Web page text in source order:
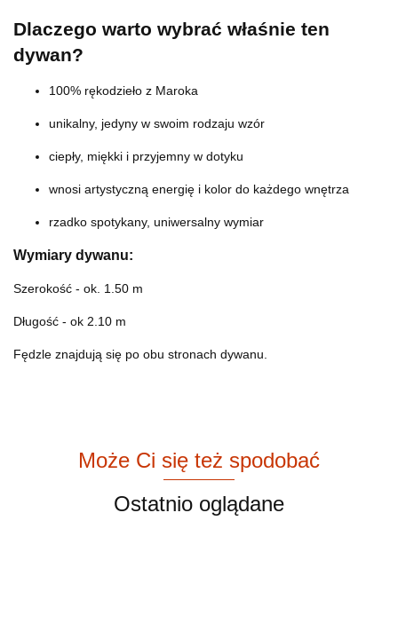
Dlaczego warto wybrać właśnie ten
dywan?
100% rękodzieło z Maroka
unikalny, jedyny w swoim rodzaju wzór
ciepły, miękki i przyjemny w dotyku
wnosi artystyczną energię i kolor do każdego wnętrza
rzadko spotykany, uniwersalny wymiar
Wymiary dywanu:
Szerokość - ok. 1.50 m
Długość - ok 2.10 m
Fędzle znajdują się po obu stronach dywanu.
Może Ci się też spodobać
Ostatnio oglądane